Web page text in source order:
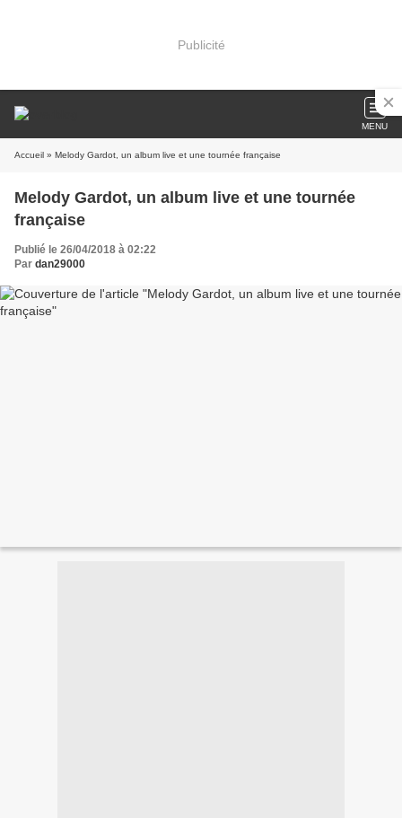
Publicité
MENU
Accueil » Melody Gardot, un album live et une tournée française
Melody Gardot, un album live et une tournée
française
Publié le 26/04/2018 à 02:22
Par dan29000